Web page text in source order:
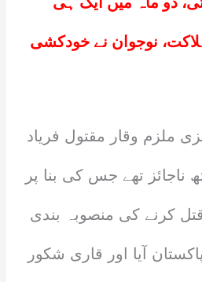
نوجوان نے خودکشی
ملزم وقار مقتول فریاد
ناجائز تھے جس کی بنا پر
کرنے کی منصوبہ بندی
آیا اور قاری شکور